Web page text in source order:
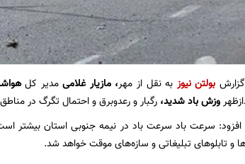
بولتن نیوز به نقل از مهر، مازیار غلامیمدیر کل
وزش باد شدید، رگبار و رعدوبرق و احتمال تگرگ در
سرعت باد سرعت باد در نیمه جنوبی استان
و تابلوهای تبلیغاتی و سازه‌های موقت خواهد شد.